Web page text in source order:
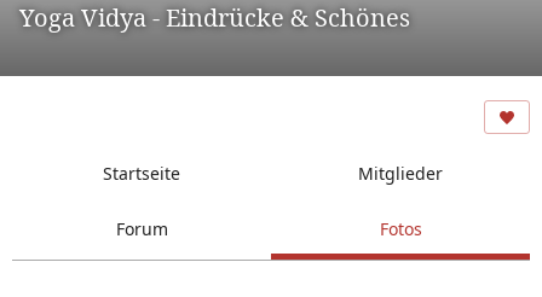
Yoga Vidya - Eindrücke & Schönes
Startseite Mitglieder
Forum Fotos